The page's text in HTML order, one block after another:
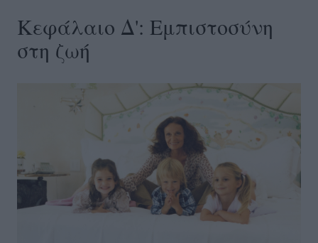
Κεφάλαιο Δ': Εμπιστοσύνη
στη ζωή